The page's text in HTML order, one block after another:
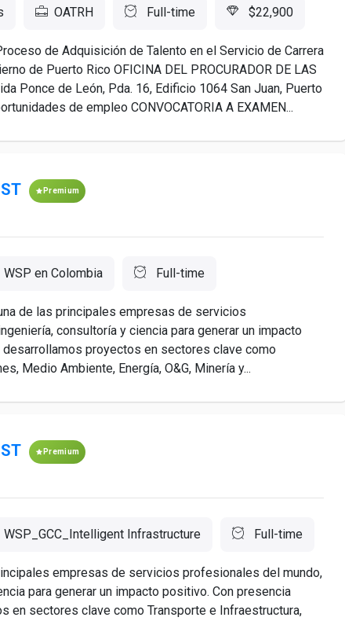
OATRH Full-time $22,900
de Adquisición de Talento en el Servicio de Carrera
de Puerto Rico OFICINA DEL PROCURADOR DE LAS
Ponce de León, Pda. 16, Edificio 1064 San Juan, Puerto
de empleo CONVOCATORIA A EXAMEN...
Premium
WSP en Colombia Full-time
de las principales empresas de servicios
consultoría y ciencia para generar un impacto
proyectos en sectores clave como
Medio Ambiente, Energía, O&G, Minería y...
Premium
WSP_GCC_Intelligent Infrastructure Full-time
empresas de servicios profesionales del mundo,
para generar un impacto positivo. Con presencia
en sectores clave como Transporte e Infraestructura,